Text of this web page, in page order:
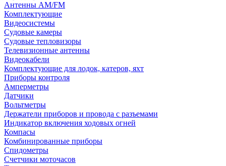
Антенны AM/FM
Комплектующие
Видеосистемы
Судовые камеры
Cудовые тепловизоры
Телевизионные антенны
Видеокабели
Комплектующие для лодок, катеров, яхт
Приборы контроля
Амперметры
Датчики
Вольтметры
Держатели приборов и провода с разъемами
Индикатор включения ходовых огней
Компасы
Комбинированные приборы
Спидометры
Счетчики моточасов